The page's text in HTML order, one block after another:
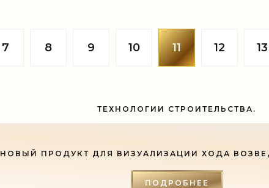
на жилище является предоставление
Тихоокеанского
7 8 9 10 11 12 13
ТЕХНОЛОГИИ СТРОИТЕЛЬСТВА.
НОВЫЙ ПРОДУКТ ДЛЯ ВИЗУАЛИЗАЦИИ ХОДА
ПОДРОБНЕЕ